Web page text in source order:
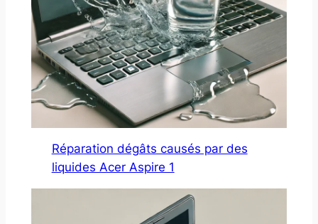
Réparation dégâts causés par des
liquides Acer Aspire 1